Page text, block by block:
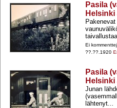
Pasila
Helsinki
Ei
??.??.1920
Pasila
Helsinki
Junan
lähtenyt...